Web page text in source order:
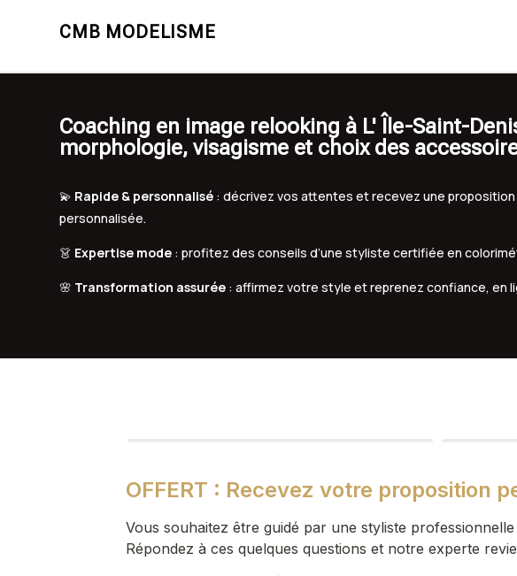
CMB MODELISME
Coaching en image relooking à L' Île-Saint-
morphologie, visagisme et choix des
💫 Rapide & personnalisé : décrivez vos attentes et recevez une proposition
personnalisée.
👗 Expertise mode : profitez des conseils d’une styliste certifiée en
🌸 Transformation assurée : affirmez votre style et reprenez confiance, en